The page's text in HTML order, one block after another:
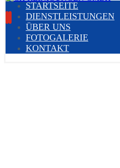
STARTSEITE
DIENSTLEISTUNGEN
ÜBER UNS
FOTOGALERIE
KONTAKT